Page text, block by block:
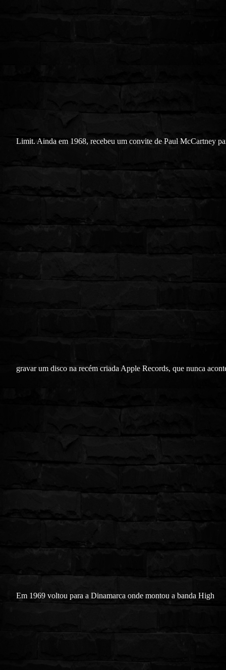
Limit. Ainda em 1968, recebeu um convite de Paul McCartney
gravar um disco na recém criada Apple Records, que nunca
Em 1969 voltou para a Dinamarca onde montou a banda High